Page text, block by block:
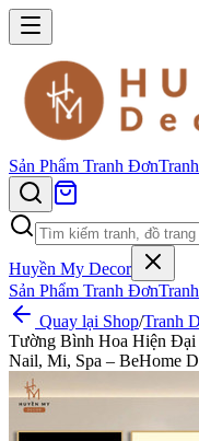
Sản Phẩm Tranh Đơn
Huyền My Decor
Sản Phẩm Tranh Đơn
Quay lại Shop/Tranh
Tường Bình Hoa Hiện Đại
Nail, Mi, Spa – BeHome